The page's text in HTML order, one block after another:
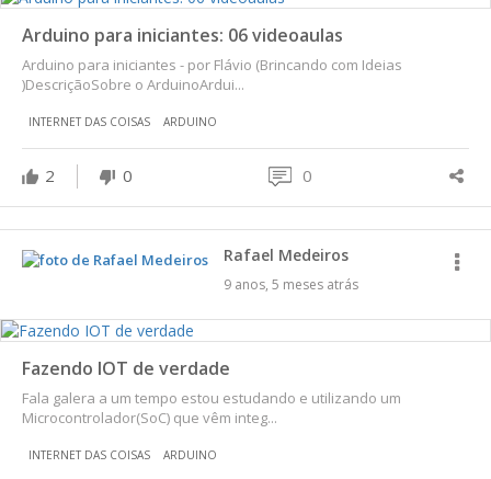
Arduino para iniciantes: 06 videoaulas
Arduino para iniciantes - por Flávio (Brincando com Ideias
)DescriçãoSobre o ArduinoArdui...
INTERNET DAS COISAS ARDUINO
2 0 0
Rafael Medeiros
9 anos, 5 meses atrás
Fazendo IOT de verdade
Fala galera a um tempo estou estudando e utilizando um
Microcontrolador(SoC) que vêm integ...
INTERNET DAS COISAS ARDUINO